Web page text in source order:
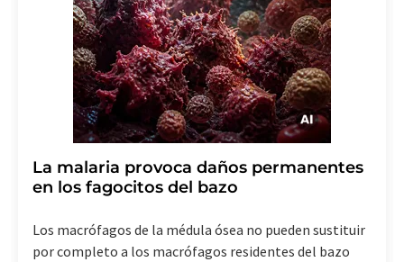
La malaria provoca daños permanentes
en los fagocitos del bazo
Los macrófagos de la médula ósea no pueden sustituir
por completo a los macrófagos residentes del bazo